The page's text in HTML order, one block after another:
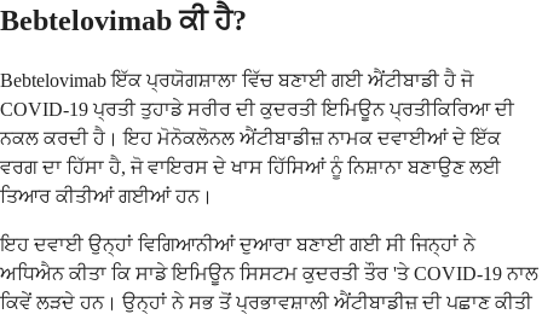
Bebtelovimab ਕੀ ਹੈ?
Bebtelovimab ਇੱਕ ਪ੍ਰਯੋਗਸ਼ਾਲਾ ਵਿੱਚ ਬਣਾਈ ਗਈ ਐਂਟੀਬਾਡੀ ਹੈ ਜੋ
COVID-19 ਪ੍ਰਤੀ ਤੁਹਾਡੇ ਸਰੀਰ ਦੀ ਕੁਦਰਤੀ ਇਮਿਊਨ ਪ੍ਰਤੀਕਿਰਿਆ ਦੀ
ਨਕਲ ਕਰਦੀ ਹੈ। ਇਹ ਮੋਨੋਕਲੋਨਲ ਐਂਟੀਬਾਡੀਜ਼ ਨਾਮਕ ਦਵਾਈਆਂ ਦੇ ਇੱਕ
ਵਰਗ ਦਾ ਹਿੱਸਾ ਹੈ, ਜੋ ਵਾਇਰਸ ਦੇ ਖਾਸ ਹਿੱਸਿਆਂ ਨੂੰ ਨਿਸ਼ਾਨਾ ਬਣਾਉਣ ਲਈ
ਤਿਆਰ ਕੀਤੀਆਂ ਗਈਆਂ ਹਨ।
ਇਹ ਦਵਾਈ ਉਨ੍ਹਾਂ ਵਿਗਿਆਨੀਆਂ ਦੁਆਰਾ ਬਣਾਈ ਗਈ ਸੀ ਜਿਨ੍ਹਾਂ ਨੇ
ਅਧਿਐਨ ਕੀਤਾ ਕਿ ਸਾਡੇ ਇਮਿਊਨ ਸਿਸਟਮ ਕੁਦਰਤੀ ਤੌਰ 'ਤੇ COVID-19 ਨਾਲ
ਕਿਵੇਂ ਲੜਦੇ ਹਨ। ਉਨ੍ਹਾਂ ਨੇ ਸਭ ਤੋਂ ਪ੍ਰਭਾਵਸ਼ਾਲੀ ਐਂਟੀਬਾਡੀਜ਼ ਦੀ ਪਛਾਣ ਕੀਤੀ